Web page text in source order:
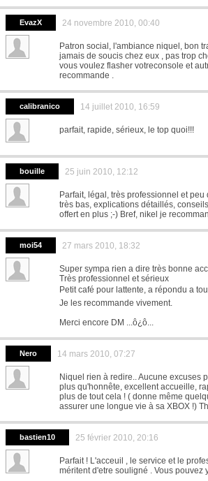
EvazX 24 novembre 2010, 00:40
Patron social, l'ambiance niquel, bon
jamais de soucis chez eux , pas trop
vous voulez flasher votreconsole et
recommande .
calibranico 14 juillet 2010, 16:59
parfait, rapide, sérieux, le top quoi!!!
bouille 25 juin 2010, 12:12
Parfait, légal, très professionnel et peu
très bas, explications détaillés,
offert en plus ;-) Bref, nikel je
moi54 27 mars 2010, 18:32
Super sympa rien a dire très bonne
Très professionnel et sérieux
Petit café pour lattente, a répondu a
Je les recommande vivement.
Merci encore DM ...ô¿ô...
Nero 14 mars 2010, 07:27
Niquel rien à redire.. Aucune excuses
plus qu'honnête, excellent accueille,
plus de tout cela ! ( donne même
assurer une longue vie à sa XBOX !)
bastien10 25 février 2010, 20:16
Parfait ! L'acceuil , le service et le
méritent d'etre souligné . Vous pouvez